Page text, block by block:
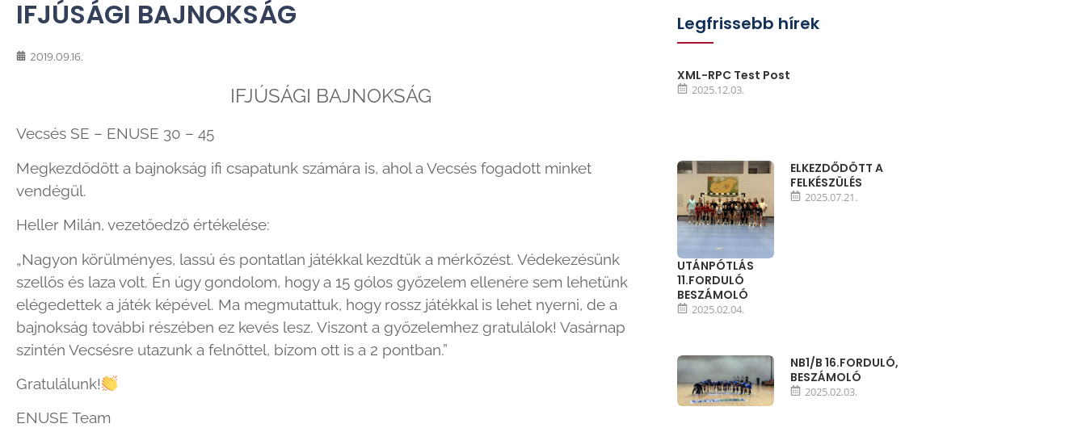
IFJÚSÁGI BAJNOKSÁG
2019.09.16.
IFJÚSÁGI BAJNOKSÁG
Vecsés SE – ENUSE 30 – 45
Megkezdődött a bajnokság ifi csapatunk számára is, ahol a Vecsés fogadott minket
vendégül.
Heller Milán, vezetőedző értékelése:
„Nagyon körülményes, lassú és pontatlan játékkal kezdtük a mérkőzést. Védekezésünk
szellős és laza volt. Én úgy gondolom, hogy a 15 gólos győzelem ellenére sem lehetünk
elégedettek a játék képével. Ma megmutattuk, hogy rossz játékkal is lehet nyerni, de a
bajnokság további részében ez kevés lesz. Viszont a győzelemhez gratulálok! Vasárnap
szintén Vecsésre utazunk a felnőttel, bízom ott is a 2 pontban.”
Gratulálunk!
ENUSE Team
Legfrissebb hírek
XML-RPC Test Post
2025.12.03.
ELKEZDŐDÖTT A
FELKÉSZÜLÉS
2025.07.21.
UTÁNPÓTLÁS
11.FORDULÓ
BESZÁMOLÓ
2025.02.04.
NB1/B 16.FORDULÓ,
BESZÁMOLÓ
2025.02.03.